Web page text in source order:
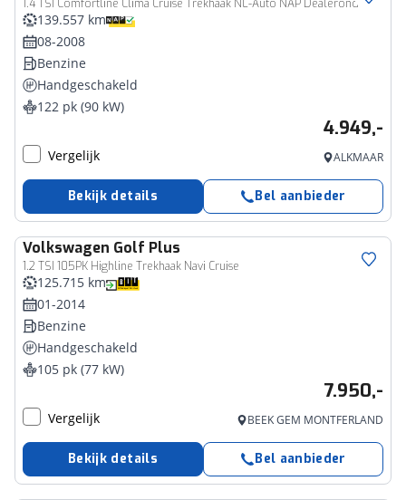
1.4 TSI Comfortline Clima Cruise Trekhaak NL-Auto NAP Dealeronderhouden!
139.557 km
08-2008
Benzine
Handgeschakeld
122 pk (90 kW)
4.949,-
Vergelijk ALKMAAR
Bekijk details Bel aanbieder
Volkswagen Golf Plus
1.2 TSI 105PK Highline Trekhaak Navi Cruise
125.715 km
01-2014
Benzine
Handgeschakeld
105 pk (77 kW)
7.950,-
Vergelijk BEEK GEM MONTFERLAND
Bekijk details Bel aanbieder